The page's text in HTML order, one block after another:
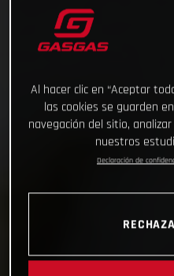
Al hacer clic en “Aceptar
las cookies se guarden
navegación del sitio,
nuestros
Declaración de